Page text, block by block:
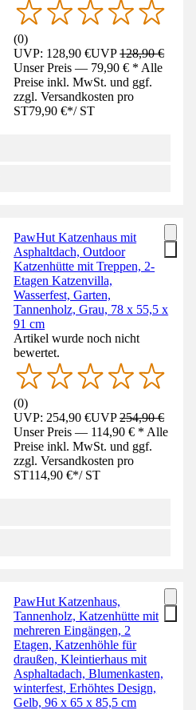
(0)
UVP: 128,90 €UVP128,90 €
Unser Preis — 79,90 € * Alle
Preise inkl. MwSt. und ggf.
zzgl. Versandkosten pro
ST79,90 €*/ ST
PawHut Katzenhaus mit
Asphaltdach, Outdoor
Katzenhütte mit Treppen, 2-
Etagen Katzenvilla,
Wasserfest, Garten,
Tannenholz, Grau, 78 x 55,5 x
91 cm
Artikel wurde noch nicht
bewertet.
(0)
UVP: 254,90 €UVP254,90 €
Unser Preis — 114,90 € * Alle
Preise inkl. MwSt. und ggf.
zzgl. Versandkosten pro
ST114,90 €*/ ST
PawHut Katzenhaus,
Tannenholz, Katzenhütte mit
mehreren Eingängen, 2
Etagen, Katzenhöhle für
draußen, Kleintierhaus mit
Asphaltadach, Blumenkasten,
winterfest, Erhöhtes Design,
Gelb, 96 x 65 x 85,5 cm